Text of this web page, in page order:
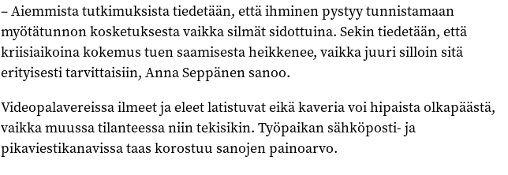
– Aiemmista tutkimuksista tiedetään, että ihminen pystyy tunnistamaan
myötätunnon kosketuksesta vaikka silmät sidottuina. Sekin tiedetään, että
kriisiaikoina kokemus tuen saamisesta heikkenee, vaikka juuri silloin sitä
erityisesti tarvittaisiin, Anna Seppänen sanoo.
Videopalavereissa ilmeet ja eleet latistuvat eikä kaveria voi hipaista olkapäästä,
vaikka muussa tilanteessa niin tekisikin. Työpaikan sähköposti- ja
pikaviestikanavissa taas korostuu sanojen painoarvo.